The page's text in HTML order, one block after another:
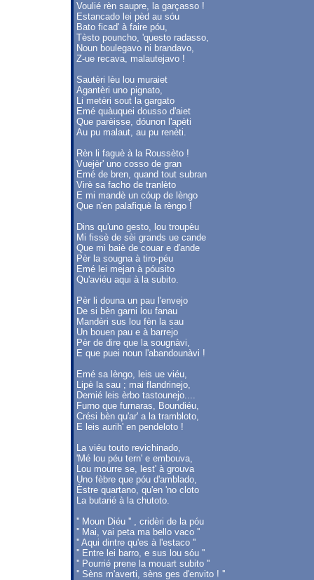
Voulié rèn saupre, la garçasso !
Estancado lei pèd au sóu
Bato ficad' à faire póu,
Tèsto pouncho, 'questo radasso,
Noun boulegavo ni brandavo,
Z-ue recava, malautejavo !
Sautèri lèu lou muraiet
Agantèri uno pignato,
Li metèri sout la gargato
Emé quàuquei dousso d'aiet
Que parèisse, dóunon l'apèti
Au pu malaut, au pu renèti.
Rèn li faguè à la Roussèto !
Vuejèr' uno cosso de gran
Emé de bren, quand tout subran
Virè sa facho de tranlèto
E mi mandè un cóup de lèngo
Que n'en palafiquè la rèngo !
Dins qu'uno gesto, lou troupèu
Mi fissè de sèi grands ue cande
Que mi baiè de couar e d'ande
Pèr la sougna à tiro-péu
Emé lei mejan à póusito
Qu'aviéu aqui à la subito.
Pèr li douna un pau l'envejo
De si bèn garni lou fanau
Mandèri sus lou fèn la sau
Un bouen pau e à barrejo
Pèr de dire que la sougnàvi,
E que puei noun l'abandounàvi !
Emé sa lèngo, leis ue viéu,
Lipè la sau ; mai flandrinejo,
Demié leis èrbo tastounejo....
Furno que furnaras, Boundiéu,
Crési bèn qu'ar' a la trambloto,
E leis aurih' en pendeloto !
La viéu touto revichinado,
'Mé lou péu tern' e embouva,
Lou mourre se, lest' à grouva
Uno fèbre que póu d'amblado,
Èstre quartano, qu'en 'no cloto
La butarié à la chutoto.
'' Moun Diéu '' , cridèri de la póu
'' Mai, vai peta ma bello vaco ''
'' Aqui dintre qu'es à l'estaco ''
'' Entre lei barro, e sus lou sóu ''
'' Pourrié prene la mouart subito ''
'' Sèns m'averti, sèns ges d'envito ! ''